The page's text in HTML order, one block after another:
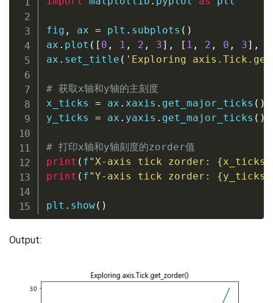
fig , ax = plt . subplots ( )
ax . plot ( [ 0 , 1 , 2 , 3] , [ 1 , 2 , 0 , 3] ,
ax . set_title ( 'Exploring
# 获取x轴和y轴的主刻度
x_ticks = ax . xaxis . get_major_ticks ( )
y_ticks = ax . yaxis . get_major_ticks ( )
# 打印x轴和y轴刻度的zorder值
print ( f"X-axis tick zorder: {x_ticks
print ( f"Y-axis tick zorder: {y_ticks
plt . show( )
Output: